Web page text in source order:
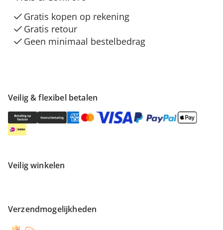
Veilig & flexibel betalen
Veilig winkelen
Verzendmogelijkheden
Gratis kopen op rekening
Gratis retour
Geen minimaal bestelbedrag